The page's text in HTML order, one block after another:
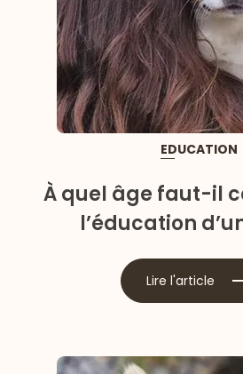
EDUCATION
À quel âge faut-il
l’éducation
Lire l'article